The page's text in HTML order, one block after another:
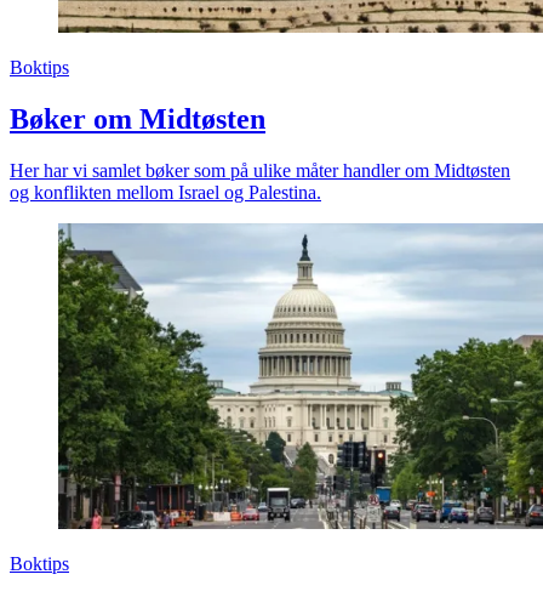
Boktips
Bøker om Midtøsten
Her har vi samlet bøker som på ulike måter handler om Midtøsten
og konflikten mellom Israel og Palestina.
Boktips